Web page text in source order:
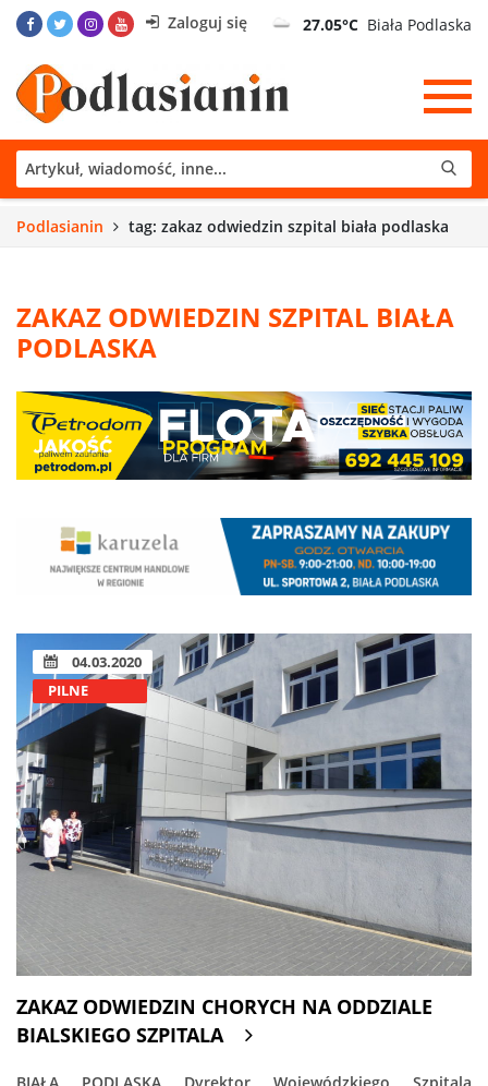
Zaloguj się 27.05°C Biała Podlaska
Podlasianin tag: zakaz odwiedzin szpital biała podlaska
ZAKAZ ODWIEDZIN SZPITAL BIAŁA
PODLASKA
04.03.2020
PILNE
ZAKAZ ODWIEDZIN CHORYCH NA ODDZIALE
BIALSKIEGO SZPITALA
BIAŁA PODLASKA Dyrektor Wojewódzkiego Szpitala